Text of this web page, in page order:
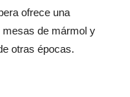
ofrece una
mesas de mármol y
otras épocas.